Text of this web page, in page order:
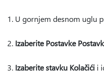
U gornjem desnom uglu
Izaberite Postavke
Izaberite stavku Kolačići i